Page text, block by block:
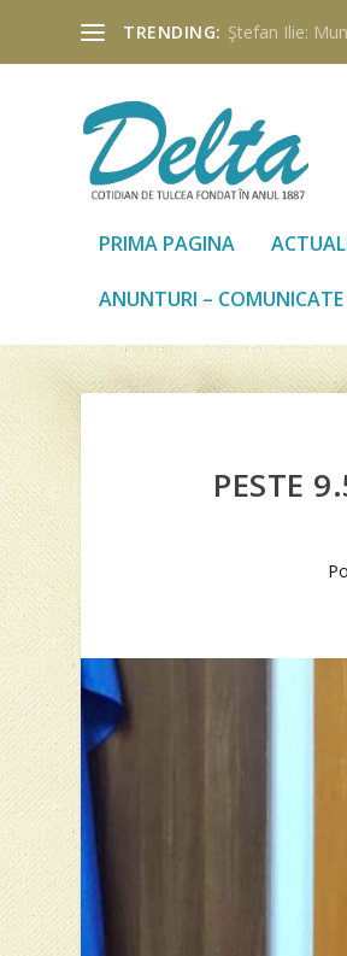
TRENDING: Ştefan Ilie:
PRIMA PAGINA
ANUNTURI – COMUNICATE
PESTE